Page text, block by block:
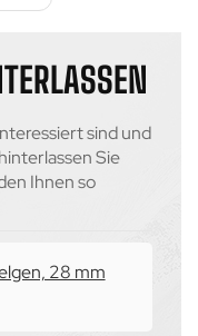
sind und
Sie
Ihnen so
28 mm